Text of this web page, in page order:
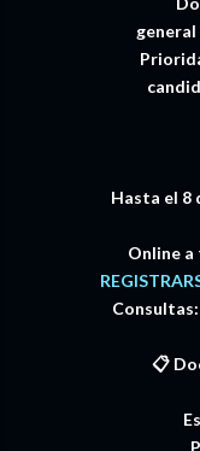
Hasta el 8
Online a
📋